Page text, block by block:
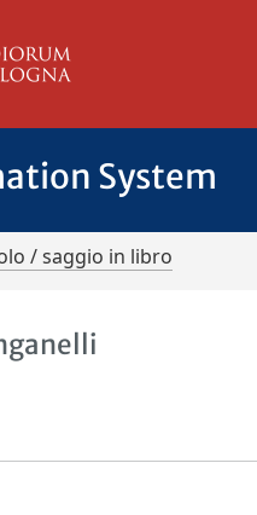
System
/ saggio in libro